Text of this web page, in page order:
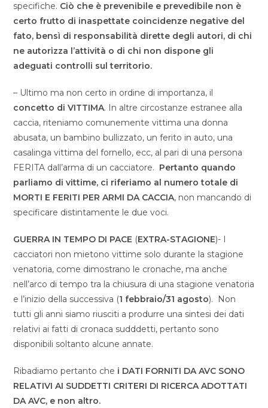
specifiche. Ciò che è prevenibile e prevedibile non è
certo frutto di inaspettate coincidenze negative del
fato, bensì di responsabilità dirette degli autori, di chi
ne autorizza l’attività o di chi non dispone gli
adeguati controlli sul territorio.
– Ultimo ma non certo in ordine di importanza, il
concetto di VITTIMA. In altre circostanze estranee alla
caccia, riteniamo comunemente vittima una donna
abusata, un bambino bullizzato, un ferito in auto, una
casalinga vittima del fornello, ecc, al pari di una persona
FERITA dall’arma di un cacciatore. Pertanto quando
parliamo di vittime, ci riferiamo al numero totale di
MORTI E FERITI PER ARMI DA CACCIA, non mancando di
specificare distintamente le due voci.
GUERRA IN TEMPO DI PACE (EXTRA-STAGIONE)- I
cacciatori non mietono vittime solo durante la stagione
venatoria, come dimostrano le cronache, ma anche
nell’arco di tempo tra la chiusura di una stagione venatoria
e l’inizio della successiva (1 febbraio/31 agosto). Non
tutti gli anni siamo riusciti a produrre una sintesi dei dati
relativi ai fatti di cronaca sudddetti, pertanto sono
disponibili soltanto alcune annate.
Ribadiamo pertanto che i DATI FORNITI DA AVC SONO
RELATIVI AI SUDDETTI CRITERI DI RICERCA ADOTTATI
DA AVC, e non altro.